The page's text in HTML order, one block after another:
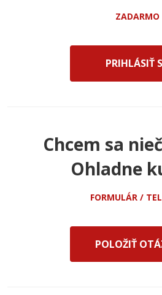
ZADARMO
PRIHLÁSIŤ
Chcem sa
Ohladne
FORMULÁR /
POLOŽIŤ